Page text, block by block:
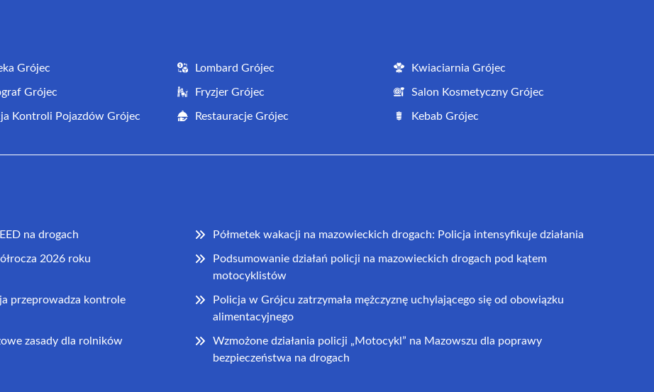
Grójec Lombard Grójec Kwiaciarnia Grójec
Grójec Fryzjer Grójec Salon Kosmetyczny Grójec
Kontroli Pojazdów Grójec Restauracje Grójec Kebab Grójec
na drogach Półmetek wakacji na mazowieckich drogach: Policja intensyfikuje działania
2026 roku
Podsumowanie działań policji na mazowieckich drogach pod kątem
motocyklistów
przeprowadza kontrole
Policja w Grójcu zatrzymała mężczyznę uchylającego się od obowiązku
alimentacyjnego
zasady dla rolników
Wzmożone działania policji „Motocykl” na Mazowszu dla poprawy
bezpieczeństwa na drogach